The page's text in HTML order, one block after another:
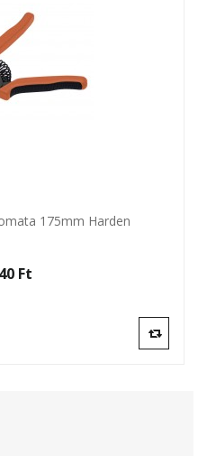
175mm Harden
Ft‎